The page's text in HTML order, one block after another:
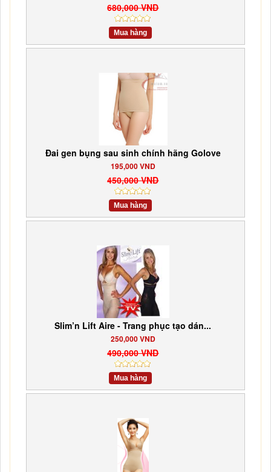
680,000 VND
Mua hàng
Đai gen bụng sau sinh chính hãng Golove
195,000 VND
450,000 VND
Mua hàng
Slim’n Lift Aire - Trang phục tạo dán...
250,000 VND
490,000 VND
Mua hàng